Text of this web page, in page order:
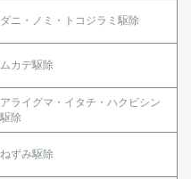
ダニ・ノミ・トコジラミ駆除
ムカデ駆除
アライグマ・イタチ・ハクビシン
駆除
ねずみ駆除